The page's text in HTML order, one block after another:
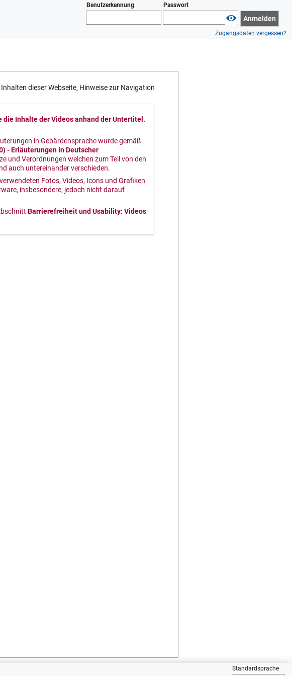
Benutzerkennung Passwort
Anmelden
Zugangsdaten vergessen?
dieser Webseite, Hinweise zur Navigation
Inhalte der Videos anhand der Untertitel.
in Gebärdensprache wurde gemäß
- Erläuterungen in Deutscher
und Verordnungen weichen zum Teil von den
auch untereinander verschieden.
Fotos, Videos, Icons und Grafiken
insbesondere, jedoch nicht darauf
Barrierefreiheit und Usability: Videos
Standardsprache